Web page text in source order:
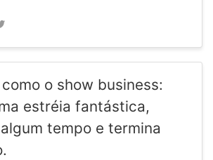
o show business:
estréia fantástica,
tempo e termina